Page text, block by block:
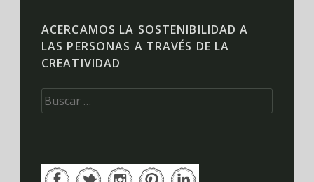
ACERCAMOS LA SOSTENIBILIDAD A
LAS PERSONAS A TRAVÉS DE LA
CREATIVIDAD
Buscar: